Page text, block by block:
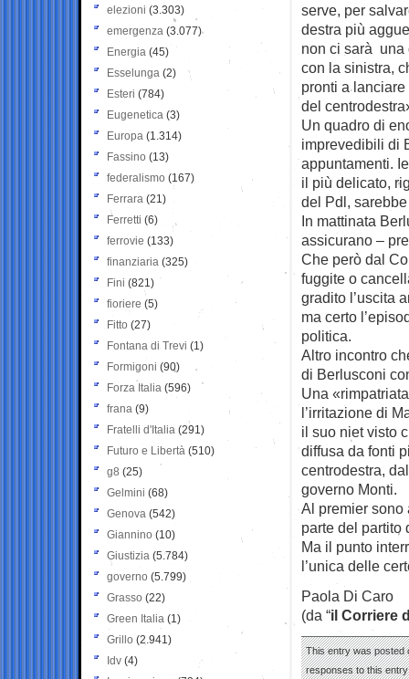
serve, per
destra più
non ci sarà una
con la sinistra,
pronti a
del
Un quadro di
imprevedibili di
appuntamenti.
il più delicato,
del Pdl,
In mattinata
assicurano –
Che però dal
fuggite o
gradito l’uscita
ma certo
politica.
Altro incontro
di Berlusconi
Una
l’irritazione di
il suo niet visto
diffusa da fonti
centrodestra,
governo Monti.
Al premier sono
parte del partito
Ma il punto
l’unica delle
Paola Di Caro
(da “il Corriere
This entry was posted
responses to this
elezioni (3.303)
emergenza (3.077)
Energia (45)
Esselunga (2)
Esteri (784)
Eugenetica (3)
Europa (1.314)
Fassino (13)
federalismo (167)
Ferrara (21)
Ferretti (6)
ferrovie (133)
finanziaria (325)
Fini (821)
fioriere (5)
Fitto (27)
Fontana di Trevi (1)
Formigoni (90)
Forza Italia (596)
frana (9)
Fratelli d'Italia (291)
Futuro e Libertà (510)
g8 (25)
Gelmini (68)
Genova (542)
Giannino (10)
Giustizia (5.784)
governo (5.799)
Grasso (22)
Green Italia (1)
Grillo (2.941)
Idv (4)